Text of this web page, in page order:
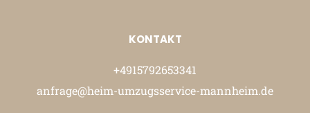
KONTAKT
+4915792653341
anfrage@heim-umzugsservice-mannheim.de